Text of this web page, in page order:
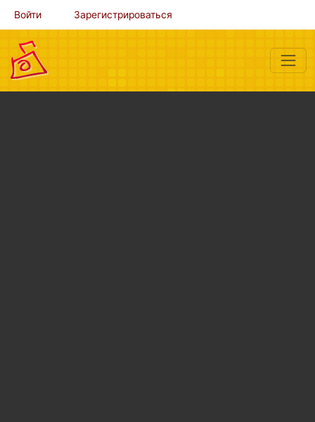
Войти Зарегистрироваться